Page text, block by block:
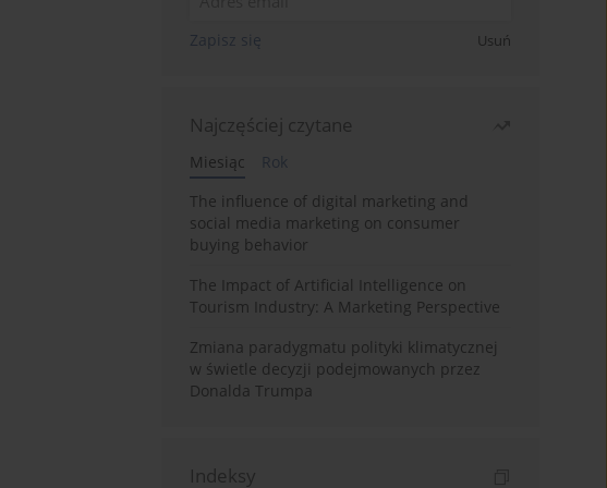
Zapisz się Usuń
Najczęściej czytane
Miesiąc
Rok
The influence of digital marketing and
social media marketing on consumer
buying behavior
The Impact of Artificial Intelligence on
Tourism Industry: A Marketing Perspective
Zmiana paradygmatu polityki klimatycznej
w świetle decyzji podejmowanych przez
Donalda Trumpa
Indeksy